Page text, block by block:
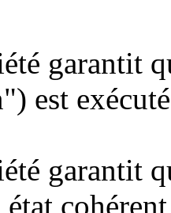
garantit
est
garantit